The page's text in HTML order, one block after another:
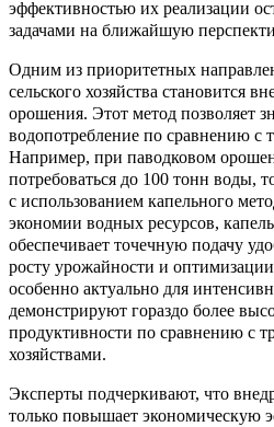
эффективностью их реализации
задачами на ближайшую
Одним из приоритетных
сельского хозяйства становится
орошения. Этот метод позволяет
водопотребление по сравнению
Например, при паводковом
потребоваться до 100 тонн воды,
с использованием капельного
экономии водных ресурсов,
обеспечивает точечную подачу
росту урожайности и
особенно актуально для
демонстрируют гораздо более
продуктивности по сравнению с
хозяйствами.
Эксперты подчеркивают, что
только повышает экономическую